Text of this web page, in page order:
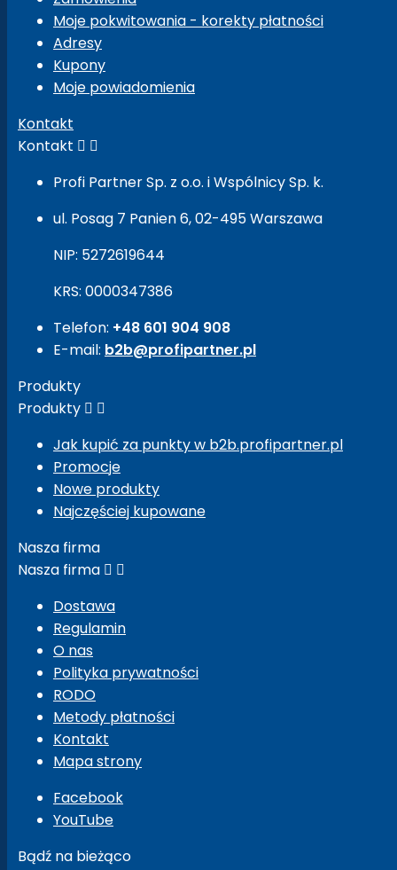
Moje pokwitowania - korekty płatności
Adresy
Kupony
Moje powiadomienia
Kontakt
Kontakt  
Profi Partner Sp. z o.o. i Wspólnicy Sp. k.
ul. Posag 7 Panien 6, 02-495 Warszawa
NIP: 5272619644
KRS: 0000347386
Telefon: +48 601 904 908
E-mail: b2b@profipartner.pl
Produkty
Produkty  
Jak kupić za punkty w b2b.profipartner.pl
Promocje
Nowe produkty
Najczęściej kupowane
Nasza firma
Nasza firma  
Dostawa
Regulamin
O nas
Polityka prywatności
RODO
Metody płatności
Kontakt
Mapa strony
Facebook
YouTube
Bądź na bieżąco